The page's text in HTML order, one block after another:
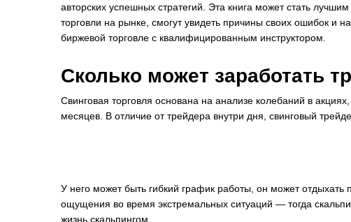
авторских успешных стратегий. Эта книга может стать
торговли на рынке, смогут увидеть причины своих ошибок
биржевой торговле с квалифицированным инструктором.
Сколько может заработать
Свинговая торговля основана на анализе колебаний в
месяцев. В отличие от трейдера внутри дня, свинговый
У него может быть гибкий график работы, он может
ощущения во время экстремальных ситуаций — тогда
жизнь скальпингом.